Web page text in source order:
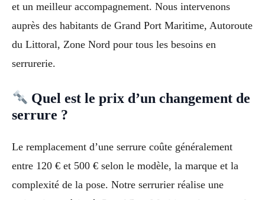
et un meilleur accompagnement. Nous intervenons
auprès des habitants de Grand Port Maritime, Autoroute
du Littoral, Zone Nord pour tous les besoins en
serrurerie.
Quel est le prix d’un changement de
serrure ?
Le remplacement d’une serrure coûte généralement
entre 120 € et 500 € selon le modèle, la marque et la
complexité de la pose. Notre serrurier réalise une